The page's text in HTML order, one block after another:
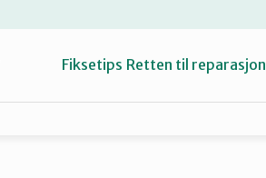
Fiksetips Retten til reparasjon